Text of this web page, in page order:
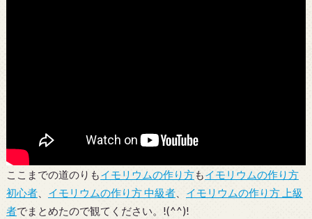
ここまでの道のりもイモリウムの作り方もイモリウムの作り方
初心者、 イモリウムの作り方 中級者、 イモリウムの作り方 上級
者でまとめたので観てください。!(^^)!